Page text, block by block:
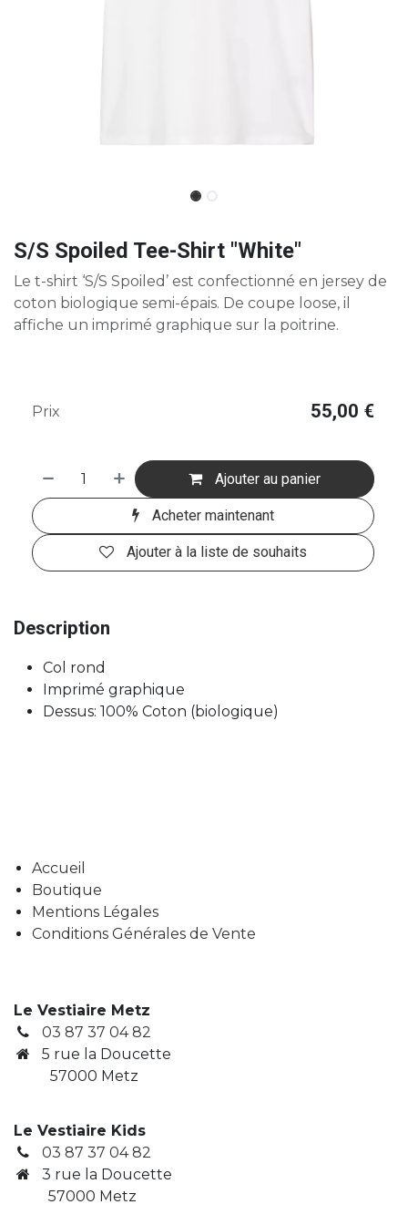
S/S Spoiled Tee-Shirt "White"
Le t-shirt ‘S/S Spoiled’ est confectionné en jersey de
coton biologique semi-épais. De coupe loose, il
affiche un imprimé graphique sur la poitrine.
Ajouter au panier
Acheter maintenant
Ajouter à la liste de souhaits
Prix 55,00 €
Description
Col rond
Imprimé graphique
Dessus: 100% Coton (biologique)
Accueil
Boutique
Mentions Légales
Conditions Générales de Vente
Le Vestiaire Metz
03 87 37 04 82
5 rue la Doucette
57000 Metz
Le Vestiaire Kids
03 87 37 04 82
3 rue la Doucette
​ 57000 Metz